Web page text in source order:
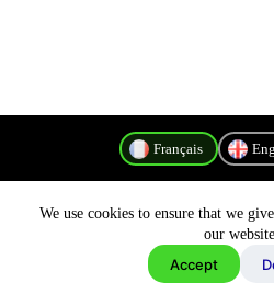
We use cookies to ensure that we
our
Accept
Français
Politique de
Copyright © 2026 -